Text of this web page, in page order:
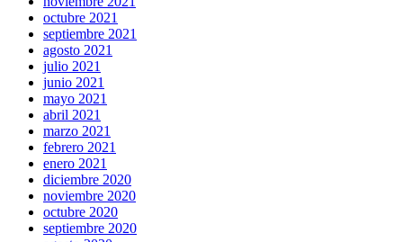
octubre 2021
septiembre 2021
agosto 2021
julio 2021
junio 2021
mayo 2021
abril 2021
marzo 2021
febrero 2021
enero 2021
diciembre 2020
noviembre 2020
octubre 2020
septiembre 2020